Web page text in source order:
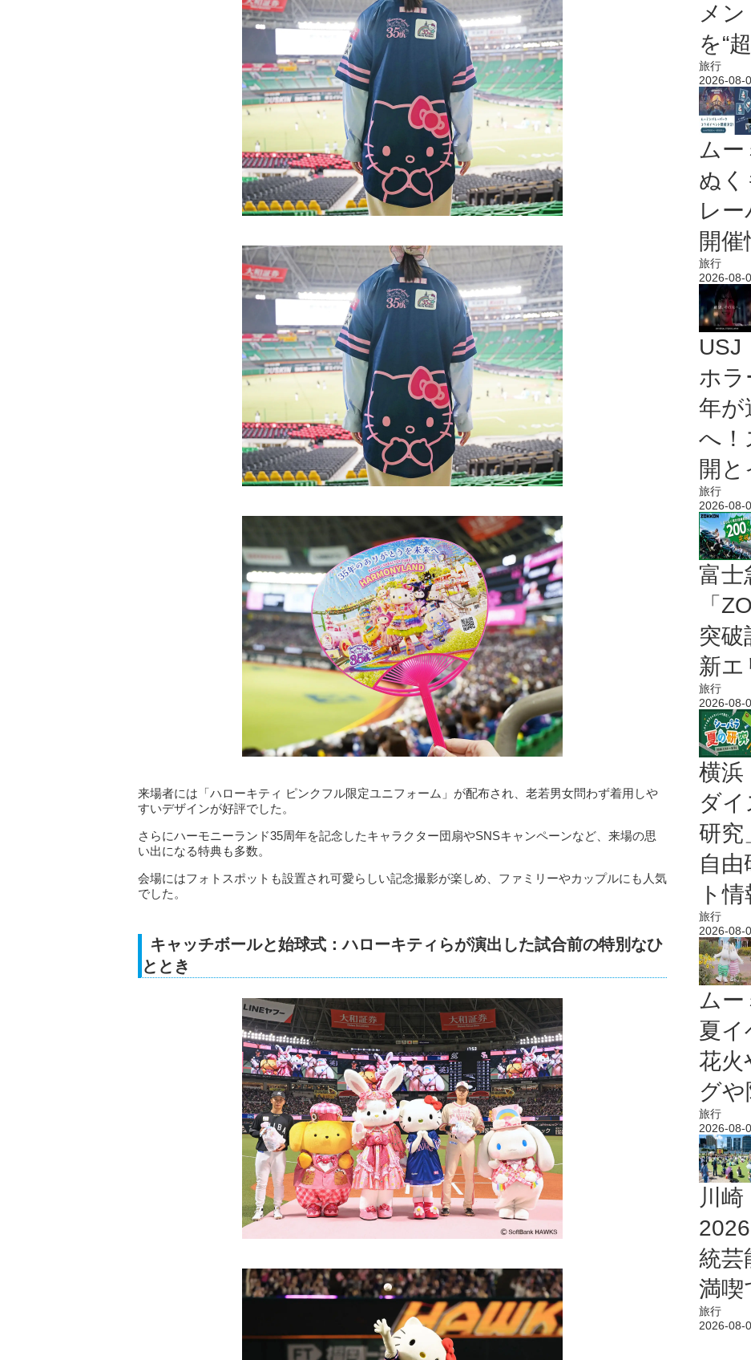
来場者には「ハローキティ ピンクフル限定ユニフォーム」が配布され、老若男女問わず着用しや
すいデザインが好評でした。
さらにハーモニーランド35周年を記念したキャラクター団扇やSNSキャンペーンなど、来場の思
い出になる特典も多数。
会場にはフォトスポットも設置され可愛らしい記念撮影が楽しめ、ファミリーやカップルにも人気
でした。
キャッチボールと始球式：ハローキティらが演出した試合前の特別なひ
ととき
メ
を“
旅行
2026-08-
ムー
ぬ
レ
開催
旅行
2026-08-
USJ
ホラ
年が
へ！
開
旅行
2026-08-
富士
「
突破
新エ
旅行
2026-08-
横浜
ダ
研究
自
ト情
旅行
2026-08-
ムー
夏イ
花火
グや
旅行
2026-08-
川
統芸
満喫
旅行
2026-08-